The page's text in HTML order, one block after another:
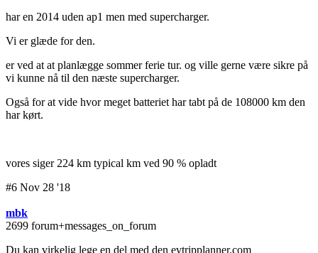
har en 2014 uden ap1 men med supercharger.
Vi er glæde for den.
er ved at at planlægge sommer ferie tur. og ville gerne være sikre på
vi kunne nå til den næste supercharger.
Også for at vide hvor meget batteriet har tabt på de 108000 km den
har kørt.
vores siger 224 km typical km ved 90 % opladt
#6 Nov 28 '18
mbk
2699 forum+messages_on_forum
Du kan virkelig lege en del med den evtripplanner.com